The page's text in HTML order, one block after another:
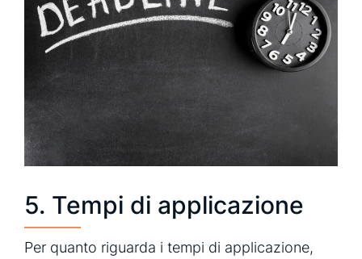
5. Tempi di applicazione
Per quanto riguarda i tempi di applicazione,